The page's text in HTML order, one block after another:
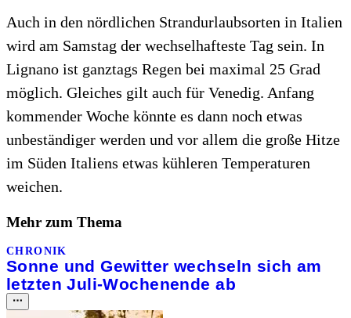
Auch in den nördlichen Strandurlaubsorten in Italien
wird am Samstag der wechselhafteste Tag sein. In
Lignano ist ganztags Regen bei maximal 25 Grad
möglich. Gleiches gilt auch für Venedig. Anfang
kommender Woche könnte es dann noch etwas
unbeständiger werden und vor allem die große Hitze
im Süden Italiens etwas kühleren Temperaturen
weichen.
Mehr zum Thema
CHRONIK
Sonne und Gewitter wechseln sich am
letzten Juli-Wochenende ab